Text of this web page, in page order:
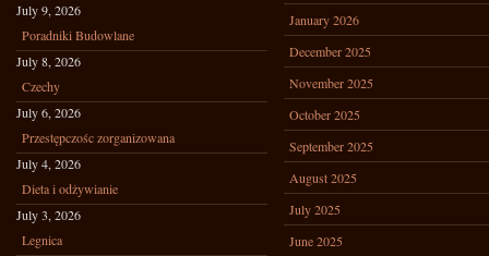
July 9, 2026
Poradniki Budowlane
July 8, 2026
Czechy
July 6, 2026
Przestępczośc zorganizowana
July 4, 2026
Dieta i odżywianie
July 3, 2026
Legnica
January 2026
December 2025
November 2025
October 2025
September 2025
August 2025
July 2025
June 2025